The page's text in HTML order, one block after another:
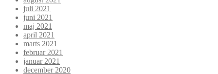
juli 2021
juni 2021
maj 2021
april 2021
marts 2021
februar 2021
januar 2021
december 2020